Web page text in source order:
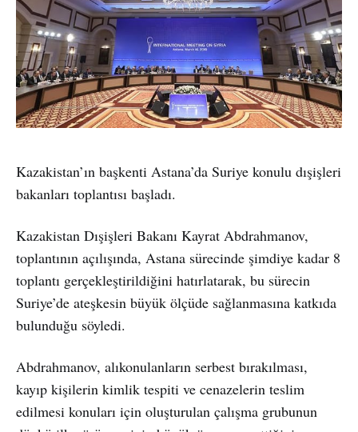
Kazakistan’ın başkenti Astana’da Suriye konulu dışişleri
bakanları toplantısı başladı.
Kazakistan Dışişleri Bakanı Kayrat Abdrahmanov,
toplantının açılışında, Astana sürecinde şimdiye kadar 8
toplantı gerçekleştirildiğini hatırlatarak, bu sürecin
Suriye’de ateşkesin büyük ölçüde sağlanmasına katkıda
bulunduğu söyledi.
Abdrahmanov, alıkonulanların serbest bırakılması,
kayıp kişilerin kimlik tespiti ve cenazelerin teslim
edilmesi konuları için oluşturulan çalışma grubunun